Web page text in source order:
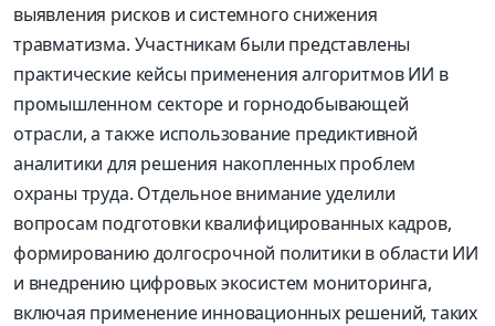
выявления рисков и системного снижения
травматизма. Участникам были представлены
практические кейсы применения алгоритмов ИИ в
промышленном секторе и горнодобывающей
отрасли, а также использование предиктивной
аналитики для решения накопленных проблем
охраны труда. Отдельное внимание уделили
вопросам подготовки квалифицированных кадров,
формированию долгосрочной политики в области ИИ
и внедрению цифровых экосистем мониторинга,
включая применение инновационных решений, таких